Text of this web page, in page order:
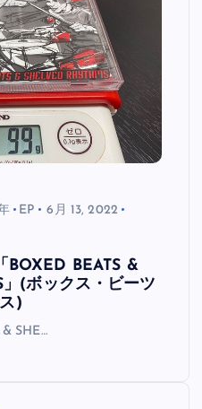
EP
6月 13, 2022
BOXED BEATS &
(ボックス・ビーツ
)
SHE…